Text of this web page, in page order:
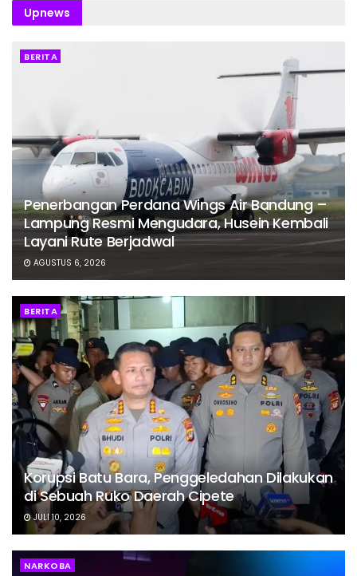
Upnews
BERITA
Penerbangan Perdana Wings Air Bandung –
Lampung Resmi Mengudara, Husein Kembali
Layani Rute Berjadwal
AGUSTUS 6, 2026
BERITA
Korupsi Batu Bara, Penggeledahan Dilakukan
di Sebuah Ruko Daerah Cipete
JULI 10, 2026
NARKOBA